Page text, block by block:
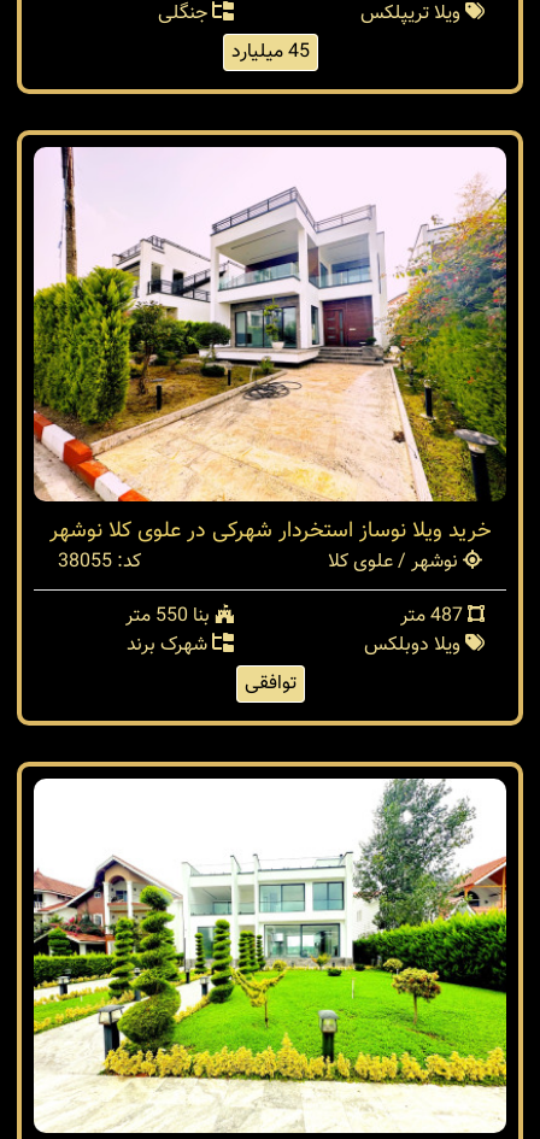
ویلا تریپلکس
جنگلی
45 میلیارد
خرید ویلا نوساز استخردار شهرکی در علوی کلا نوشهر
نوشهر / علوی کلا
کد: 38055
بنا 550 متر
ویلا دوبلکس
شهرک برند
توافقی